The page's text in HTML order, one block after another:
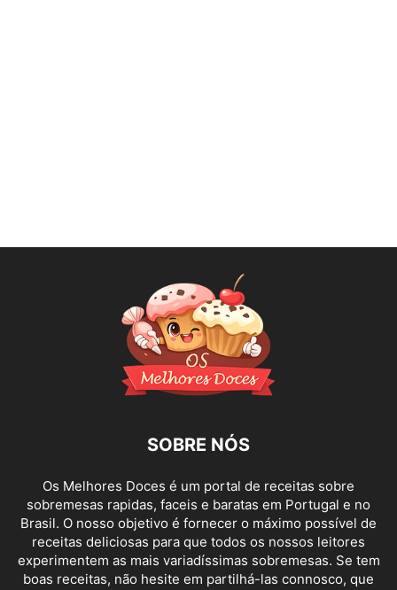
SOBRE NÓS
Os Melhores Doces é um portal de receitas sobre
sobremesas rapidas, faceis e baratas em Portugal e no
Brasil. O nosso objetivo é fornecer o máximo possível de
receitas deliciosas para que todos os nossos leitores
experimentem as mais variadíssimas sobremesas. Se tem
boas receitas, não hesite em partilhá-las connosco, que